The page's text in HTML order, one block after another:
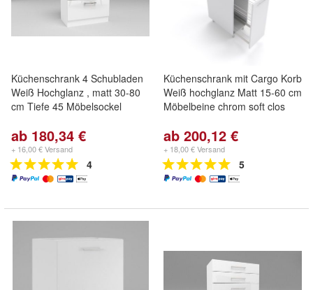
Küchenschrank 4 Schubladen
Weiß Hochglanz , matt 30-80
cm Tiefe 45 Möbelsockel
ab 180,34 €
+ 16,00 € Versand
4
Küchenschrank mit Cargo Korb
Weiß hochglanz Matt 15-60 cm
Möbelbeine chrom soft clos
ab 200,12 €
+ 18,00 € Versand
5